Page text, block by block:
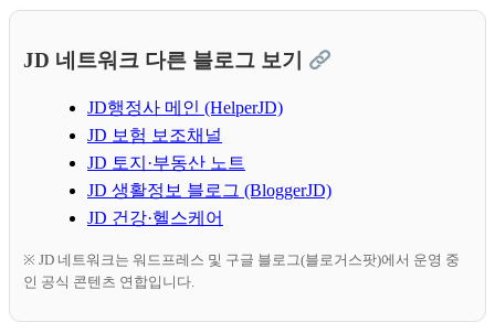
JD 네트워크 다른 블로그 보기
JD행정사 메인 (HelperJD)
JD 보험 보조채널
JD 토지·부동산 노트
JD 생활정보 블로그 (BloggerJD)
JD 건강·헬스케어
※ JD 네트워크는 워드프레스 및 구글 블로그(블로거스팟)에서 운영 중
인 공식 콘텐츠 연합입니다.